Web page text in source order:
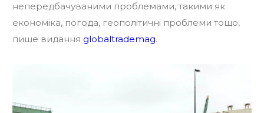
непередбачуваними проблемами, такими як
економіка, погода, геополітичні проблеми тощо,
пише видання globaltrademag.